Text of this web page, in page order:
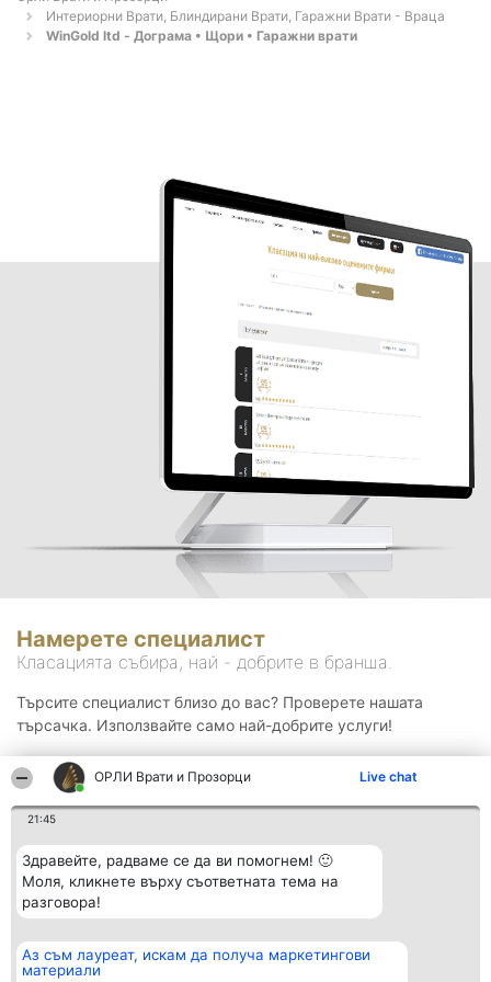
ОРЛИ Врати и Прозорци Live chat
21:45
Здравейте, радваме се да ви помогнем! 🙂
Моля, кликнете върху съответната тема на
разговора!
Аз съм лауреат, искам да получа маркетингови
материали
Интериорни Врати, Блиндирани Врати, Гаражни Врати - Враца
WinGold ltd - Дограма • Щори • Гаражни врати
Намерете специалист
Класацията събира, най - добрите в бранша.
Търсите специалист близо до вас? Проверете нашата
търсачка. Използвайте само най-добрите услуги!
Организатор на
класиране
Класация Контакти